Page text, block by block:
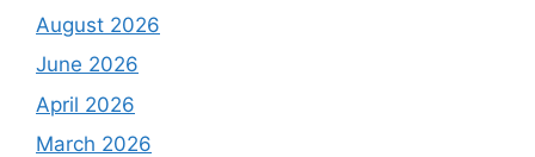
August 2026
June 2026
April 2026
March 2026